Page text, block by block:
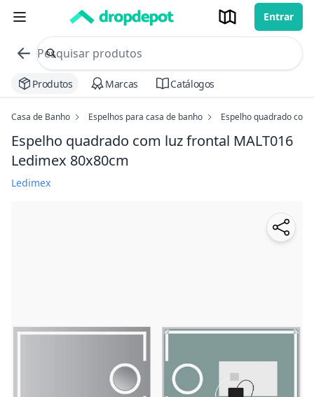
Entrar
commerce search no header
Procurar
Produtos Marcas Catálogos
Casa de Banho Espelhos para casa de banho Espelho quadrado
Espelho quadrado com luz frontal MALT016
Ledimex 80x80cm
Ledimex